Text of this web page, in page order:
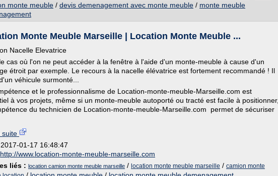
monte meuble / devis demenagement avec monte meuble / monte meuble
Monte Meuble Marseille | Location Monte Meuble ...
Nacelle Elevatrice
cas où l'on ne peut accéder à la fenêtre à l'aide d'un monte-meuble à cause d'un
étroit par exemple. Le recours à la nacelle élévatrice est fortement recommandé ! Il
véhicule surmonté...
et le professionnalisme de Location-monte-meuble-Marseille.com est
à vos projets, même si un monte-meuble autoporté ou tracté est facile à positionner,
du technicien de Location-monte-meuble-Marseille.com permet de sécuriser
suite
2017-01-17 16:48:47
http://www.location-monte-meuble-marseille.com
liés : location camion monte meuble marseille / location monte meuble marseille / camion monte